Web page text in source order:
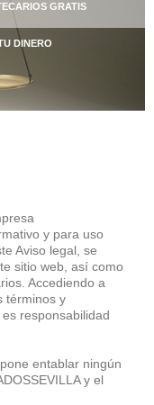
GRATIS
DINERO
y para uso
Aviso legal, se
sitio web, así como
Accediendo a
términos y
responsabilidad
entablar ningún
y el